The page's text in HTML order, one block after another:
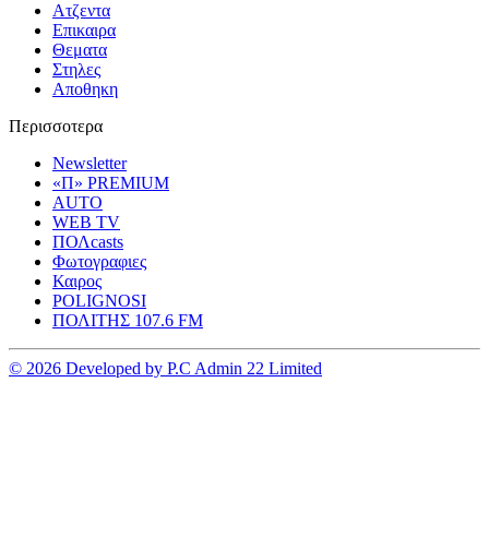
Ατζεντα
Επικαιρα
Θεματα
Στηλες
Αποθηκη
Περισσοτερα
Newsletter
«Π» PREMIUM
AUTO
WEB TV
ΠΟΛcasts
Φωτογραφιες
Καιρος
POLIGNOSI
ΠΟΛΙΤΗΣ 107.6 FM
© 2026 Developed by P.C Admin 22 Limited